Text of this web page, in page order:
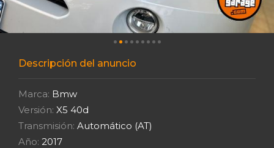
Descripción del anuncio
Marca: Bmw
Versión: X5 40d
Transmisión: Automático (AT)
Año: 2017